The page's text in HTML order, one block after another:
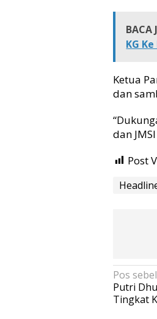
BACA
KG
Ketua
dan
dan
Post
N
a
Pos
Putri
Tingkat